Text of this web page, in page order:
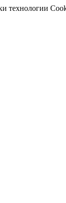
технологии